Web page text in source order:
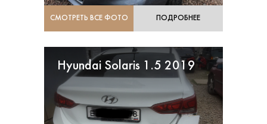
СМОТРЕТЬ ВСЕ ФОТО ПОДРОБНЕЕ
Hyundai Solaris 1.5 2019